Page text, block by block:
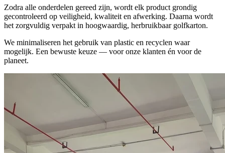
Zodra alle onderdelen gereed zijn, wordt elk product grondig
gecontroleerd op veiligheid, kwaliteit en afwerking. Daarna wordt
het zorgvuldig verpakt in hoogwaardig, herbruikbaar golfkarton.
We minimaliseren het gebruik van plastic en recyclen waar
mogelijk. Een bewuste keuze — voor onze klanten én voor de
planeet.